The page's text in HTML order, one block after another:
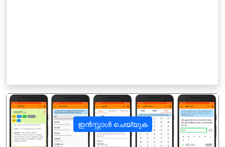
ഇൻസ്റ്റാൾ ചെയ്യുക
पिछला अगला